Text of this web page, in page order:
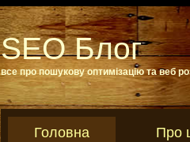
SEO Блог
все про пошукову оптимізацію та веб
Головна Про